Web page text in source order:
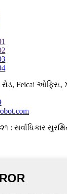
રોડ, Feicai ઓફિસ,
: સર્વાધિકાર